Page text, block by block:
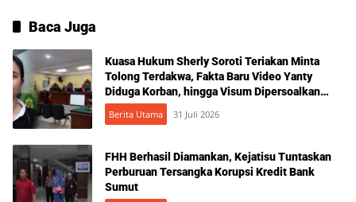
Baca Juga
Kuasa Hukum Sherly Soroti Teriakan Minta
Tolong Terdakwa, Fakta Baru Video Yanty
Diduga Korban, hingga Visum Dipersoalkan
Jelang Putusan KDRT yang Dua Kali Ditunda,
JPU Tuntut 1 Bulan Penjara
Berita Utama 31 Juli 2026
FHH Berhasil Diamankan, Kejatisu Tuntaskan
Perburuan Tersangka Korupsi Kredit Bank
Sumut